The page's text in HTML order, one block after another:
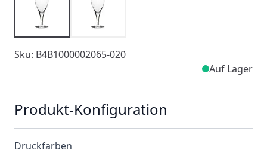
Sku: B4B1000002065-020
Auf Lager
Produkt-Konfiguration
Druckfarben